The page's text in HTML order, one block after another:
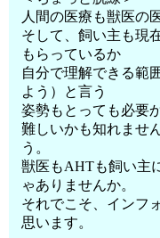
人間の医療も獣医の
そして、飼い主も現
もらっているか
自分で理解できる範
よう）と言う
姿勢もとっても必要
難しいかも知れませ
う。
獣医もAHTも飼い主
ゃありませんか。
それでこそ、インフ
思います。